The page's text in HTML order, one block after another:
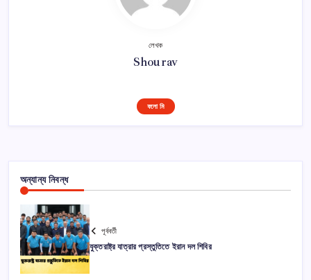
লেখক
Shourav
ফলো মি
অন্যান্য নিবন্ধ
পূর্ববর্তী
যুক্তরাষ্ট্র যাত্রার প্রস্তুতিতে ইরান দল শিবির